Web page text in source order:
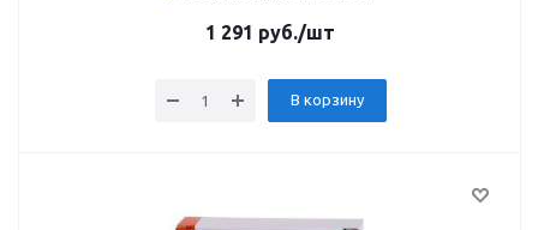
1 291 руб./шт
В корзину